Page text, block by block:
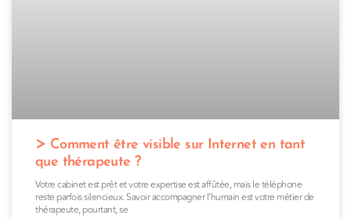
Comment être visible sur Internet en tant
que thérapeute ?
Votre cabinet est prêt et votre expertise est affûtée, mais le téléphone
reste parfois silencieux. Savoir accompagner l’humain est votre métier de
thérapeute, pourtant, se